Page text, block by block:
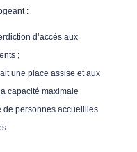
:
d’accès aux
;
une place assise et aux
capacité maximale
de personnes accueillies